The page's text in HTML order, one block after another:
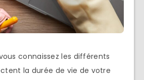
connaissez les différents
la durée de vie de votre